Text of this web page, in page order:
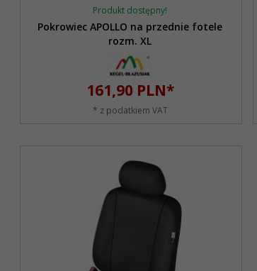
Produkt dostępny!
Pokrowiec APOLLO na przednie fotele
rozm. XL
161,90 PLN*
* z podatkiem VAT